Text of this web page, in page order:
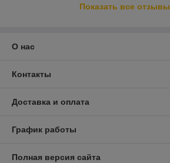
Показать все отзывы
О нас
Контакты
Доставка и оплата
График работы
Полная версия сайта